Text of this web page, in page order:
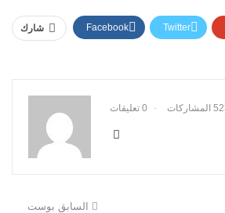
شارك Facebook Twitter
0 تعليقات
السابق بوست